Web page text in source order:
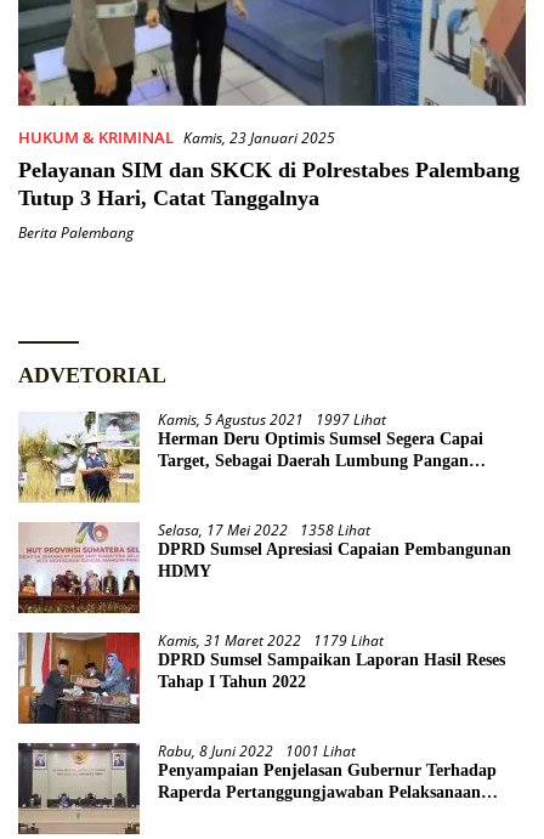
HUKUM & KRIMINAL Kamis, 23 Januari 2025
Pelayanan SIM dan SKCK di Polrestabes Palembang
Tutup 3 Hari, Catat Tanggalnya
Berita Palembang
ADVETORIAL
Kamis, 5 Agustus 2021 1997 Lihat
Herman Deru Optimis Sumsel Segera Capai
Target, Sebagai Daerah Lumbung Pangan
Selasa, 17 Mei 2022 1358 Lihat
DPRD Sumsel Apresiasi Capaian Pembangunan
HDMY
Kamis, 31 Maret 2022 1179 Lihat
DPRD Sumsel Sampaikan Laporan Hasil Reses
Tahap I Tahun 2022
Rabu, 8 Juni 2022 1001 Lihat
Penyampaian Penjelasan Gubernur Terhadap
Raperda Pertanggungjawaban Pelaksanaan